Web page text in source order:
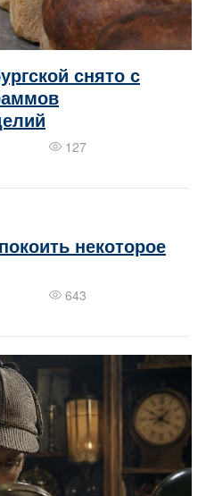
снято с
127
некоторое
643